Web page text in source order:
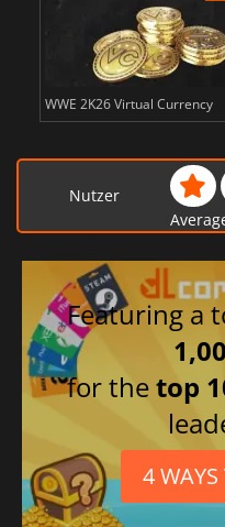
WWE 2K26 Virtual Currency
Nutzer
Featuring a
for thetop
4